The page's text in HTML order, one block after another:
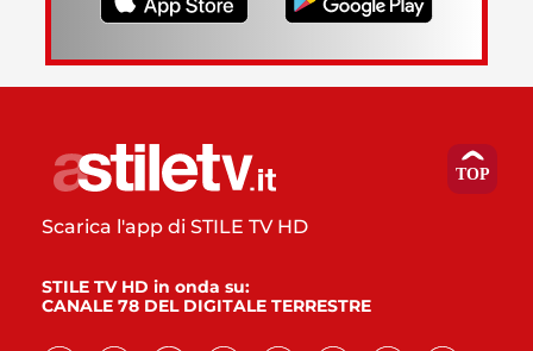
Scarica l'app di STILE TV HD
STILE TV HD in onda su:
CANALE 78 DEL DIGITALE TERRESTRE